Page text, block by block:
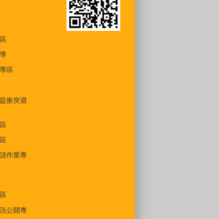
區
衝突迴
作業專
公開專